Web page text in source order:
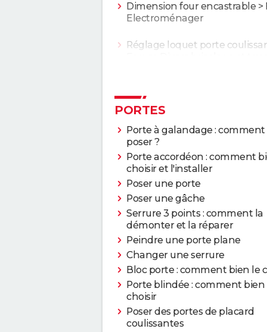
Dimension four encastrable >
Electroménager
Réglage loquet porte
Forum Divers bricolage et
PORTES
Porte à galandage : comment
poser ?
Porte accordéon : comment
choisir et l'installer
Poser une porte
Poser une gâche
Serrure 3 points : comment la
démonter et la réparer
Peindre une porte plane
Changer une serrure
Bloc porte : comment bien le
Porte blindée : comment bien
choisir
Poser des portes de placard
coulissantes